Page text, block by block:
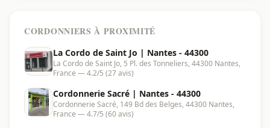
CORDONNIERS À PROXIMITÉ
La Cordo de Saint Jo | Nantes - 44300
La Cordo de Saint Jo, 5 Pl. des Tonneliers, 44300 Nantes,
France — 4.2/5 (27 avis)
Cordonnerie Sacré | Nantes - 44300
Cordonnerie Sacré, 149 Bd des Belges, 44300 Nantes,
France — 4.7/5 (60 avis)